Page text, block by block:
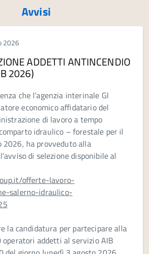
Avvisi
2026
ADDETTI ANTINCENDIO
2026)
che l’agenzia interinale GI
economico affidatario del
di lavoro a tempo
idraulico – forestale per il
2026, ha provveduto alla
di selezione disponibile al
offerte-lavoro-
salerno-idraulico-
la candidatura per partecipare alla
operatori addetti al servizio AIB